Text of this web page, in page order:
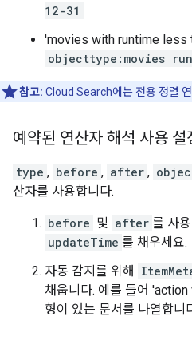
12-31
'movies with runtime less
objecttype:movies
참고: Cloud Search에는 전용 정렬
예약된 연산자 해석 사용 설
type , before , after ,
산자를 사용합니다.
before 및 after 를 사
updateTime 를 채우세요.
자동 감지를 위해
채웁니다. 예를 들어
형이 있는 문서를 나열합니